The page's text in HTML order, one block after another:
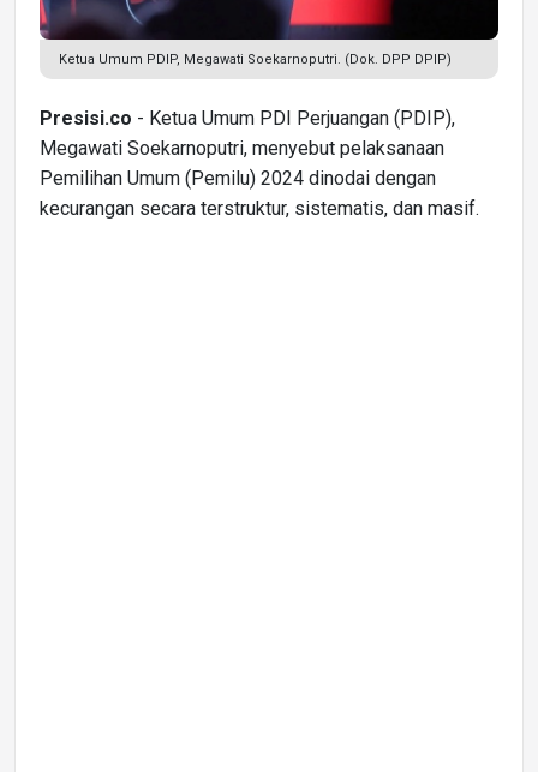
Ketua Umum PDIP, Megawati Soekarnoputri. (Dok. DPP DPIP)
Presisi.co - Ketua Umum PDI Perjuangan (PDIP),
Megawati Soekarnoputri, menyebut pelaksanaan
Pemilihan Umum (Pemilu) 2024 dinodai dengan
kecurangan secara terstruktur, sistematis, dan masif.